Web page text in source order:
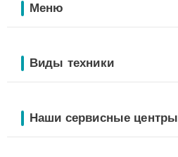
Меню
Виды техники
Наши сервисные центры